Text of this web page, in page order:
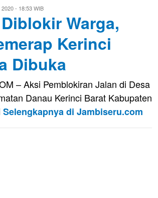
- 18:53 WIB
Warga,
Kerinci
Dibuka
– Aksi Pemblokiran Jalan di Desa
Danau Kerinci Barat Kabupaten
Selengkapnya di Jambiseru.com